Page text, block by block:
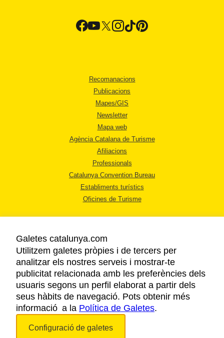
Recomanacions
Publicacions
Mapes/GIS
Newsletter
Mapa web
Agència Catalana de Turisme
Afiliacions
Professionals
Catalunya Convention Bureau
Establiments turístics
Oficines de Turisme
AVÍS LEGAL
POLÍTICA DE PRIVACITAT
COOKIES
ACCESSIBILITAT
Galetes catalunya.com
Utilitzem galetes pròpies i de tercers per
analitzar els nostres serveis i mostrar-te
publicitat relacionada amb les preferències dels
usuaris segons un perfil elaborat a partir dels
seus hàbits de navegació. Pots obtenir més
informació a la Política de Galetes.
Configuració de galetes